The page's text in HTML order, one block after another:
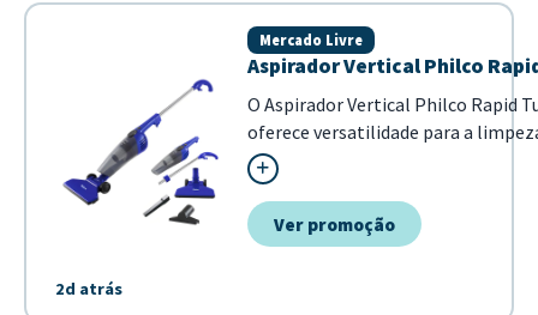
2d atrás
Aspirador Vertical Philco
Mercado Livre
O Aspirador Vertical Philco Rapid
oferece versatilidade para a
ele pode ser utilizado como
facilitando o alcance em diferentes
reservatório de 1...
Ver promoção